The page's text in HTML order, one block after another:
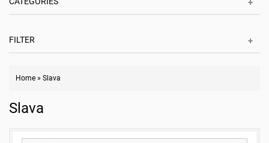
FILTER
Home » Slava
Slava